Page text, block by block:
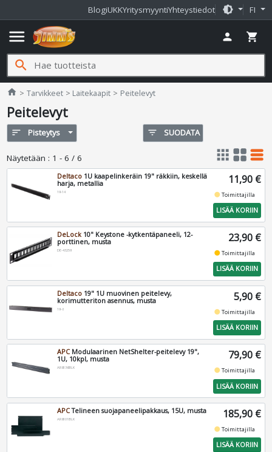
BlogiUKKYritysmyyntiYhteystiedot brightness_medium FI
menu person shopping_cart
search
home Jimms.fi
Tarvikkeet Laitekaapit Peitelevyt
Peitelevyt
sort Pisteytys filter_list SUODATA
Näytetään : 1 - 6 / 6 apps grid_view table_rows
Deltaco 1U kaapelinkeräin 19" räkkiin, keskellä
harja, metallia
19-14
11,90 €
fiber_manual_recordToimittajilla
LISÄÄ KORIIN
DeLock10" Keystone -kytkentäpaneeli, 12-
porttinen, musta
DE-43259
23,90 €
fiber_manual_recordToimittajilla
LISÄÄ KORIIN
Deltaco 19" 1U muovinen peitelevy,
korimutteriton asennus, musta
19-8
5,90 €
fiber_manual_recordToimittajilla
LISÄÄ KORIIN
APCModulaarinen NetShelter-peitelevy 19",
1U, 10kpl, musta
AR8136BLK
79,90 €
fiber_manual_recordToimittajilla
LISÄÄ KORIIN
APCTelineen suojapaneelipakkaus, 15U, musta
AR8101BLK 185,90 €
fiber_manual_recordToimittajilla
LISÄÄ KORIIN